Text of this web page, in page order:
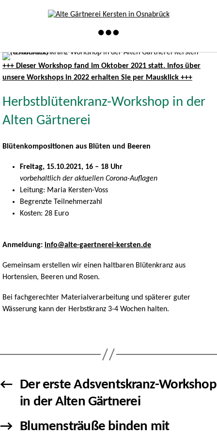
+++ Dieser Workshop fand im Oktober 2021 statt. Infos über
unsere Workshops in 2022 erhalten Sie per Mausklick +++
Herbstblütenkranz-Workshop in der
Alten Gärtnerei
Blütenkompositionen aus Blüten und Beeren
Freitag, 15.10.2021, 16 – 18 Uhr
vorbehaltlich der aktuellen Corona-Auflagen
Leitung: Maria Kersten-Voss
Begrenzte Teilnehmerzahl
Kosten: 28 Euro
Anmeldung: info@alte-gaertnerei-kersten.de
Gemeinsam erstellen wir einen haltbaren Blütenkranz aus
Hortensien, Beeren und Rosen.
Bei fachgerechter Materialverarbeitung und späterer guter
Wässerung kann der Herbstkranz 3-4 Wochen halten.
← Der erste Adsventskranz-Workshop
in der Alten Gärtnerei
→ Blumensträuße binden mit